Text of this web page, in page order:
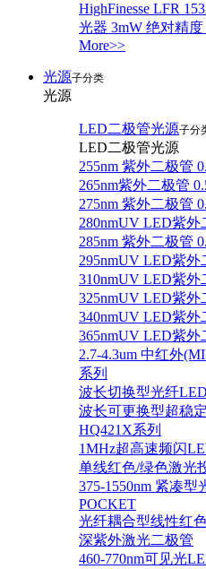
HighFinesse LFR
光器 3mW 绝对精
More>>
光源子分类
光源
LED二极管光源子分
LED二极管光源
255nm 紫外二极管
265nm紫外二极管
275nm 紫外二极管
280nmUV LED紫外
285nm 紫外二极管
295nmUV LED紫外
310nmUV LED紫外
325nmUV LED紫外
340nmUV LED紫外
365nmUV LED紫外
2.7-4.3um 中红外
系列
波长切换型光纤
波长可更换型超稳
HQ421X系列
1MHz超高速频闪
单线红色/绿色激光
375-1550nm 紧凑
POCKET
光纤耦合型线性红
深紫外激光二极管
460-770nm可见光